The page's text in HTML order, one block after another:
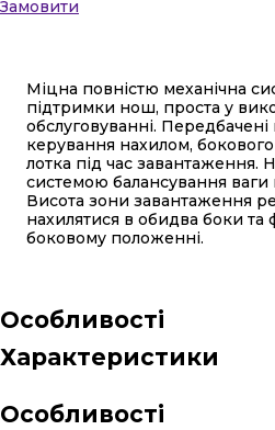
Замовити
Міцна повністю механічна
підтримки нош, проста у
обслуговуванні. Передбачені
керування нахилом,
лотка під час завантаження.
системою балансування ваги
Висота зони завантаження
нахилятися в обидва боки та
боковому положенні.
Особливості
Характеристики
Особливості